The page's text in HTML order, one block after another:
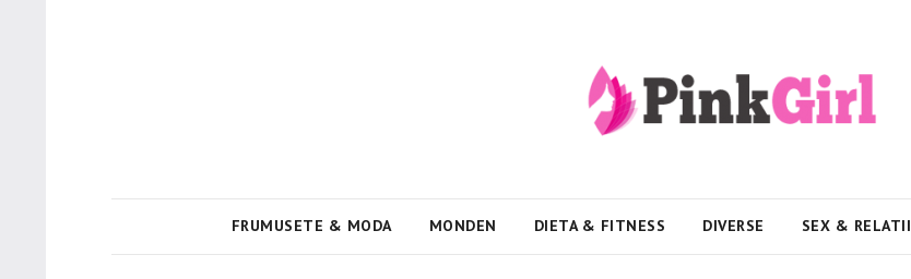
PinkGirl
FRUMUSETE & MODA MONDEN DIETA & FITNESS DIVERSE SEX & RELATII